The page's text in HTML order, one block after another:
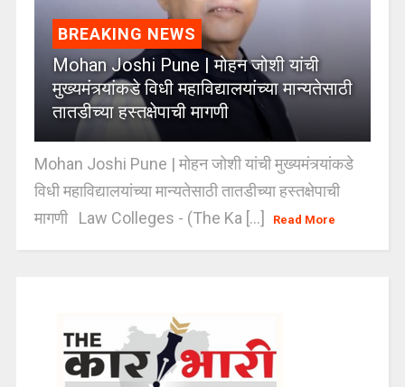
BREAKING NEWS
Mohan Joshi Pune | मोहन जोशी यांची
मुख्यमंत्र्यांकडे विधी महाविद्यालयांच्या मान्यतेसाठी
तातडीच्या हस्तक्षेपाची मागणी
Mohan Joshi Pune | मोहन जोशी यांची मुख्यमंत्र्यांकडे
विधी महाविद्यालयांच्या मान्यतेसाठी तातडीच्या हस्तक्षेपाची
मागणी Law Colleges - (The Ka [...]
Read More